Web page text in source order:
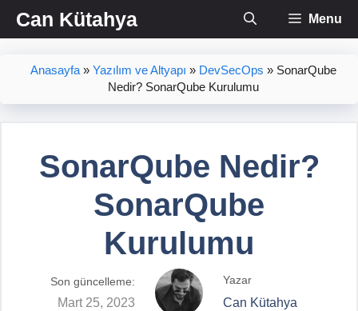
İçeriğe
atlaCan Kütahya Menu
Anasayfa» Yazılım ve Altyapı » DevSecOps » SonarQube
Nedir? SonarQube Kurulumu
SonarQube Nedir?
SonarQube
Kurulumu
Son güncelleme:
Mart 25, 2023
Yazar
Can Kütahya